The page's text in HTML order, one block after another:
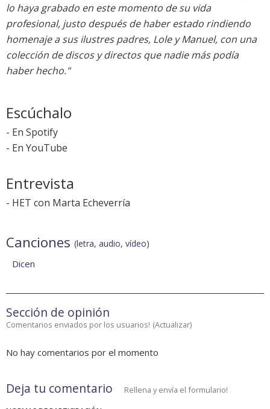
lo haya grabado en este momento de su vida
profesional, justo después de haber estado rindiendo
homenaje a sus ilustres padres, Lole y Manuel, con una
colección de discos y directos que nadie más podía
haber hecho."
Escúchalo
- En Spotify
- En YouTube
Entrevista
- HET con Marta Echeverría
Canciones (letra, audio, vídeo)
Dicen
Sección de opinión
Comentarios enviados por los usuarios! (Actualizar)
No hay comentarios por el momento
Deja tu comentario Rellena y envía el formulario!